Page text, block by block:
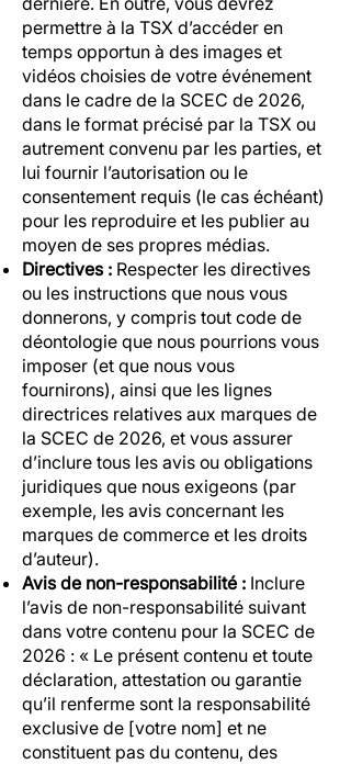
permettre à la TSX d’accéder en
temps opportun à des images et
vidéos choisies de votre événement
dans le cadre de la SCEC de 2026,
dans le format précisé par la TSX ou
autrement convenu par les parties, et
lui fournir l’autorisation ou le
consentement requis (le cas échéant)
pour les reproduire et les publier au
moyen de ses propres médias.
Directives : Respecter les directives
ou les instructions que nous vous
donnerons, y compris tout code de
déontologie que nous pourrions vous
imposer (et que nous vous
fournirons), ainsi que les lignes
directrices relatives aux marques de
la SCEC de 2026, et vous assurer
d’inclure tous les avis ou obligations
juridiques que nous exigeons (par
exemple, les avis concernant les
marques de commerce et les droits
d’auteur).
Avis de non-responsabilité : Inclure
l’avis de non-responsabilité suivant
dans votre contenu pour la SCEC de
2026 : « Le présent contenu et toute
déclaration, attestation ou garantie
qu’il renferme sont la responsabilité
exclusive de [votre nom] et ne
constituent pas du contenu, des